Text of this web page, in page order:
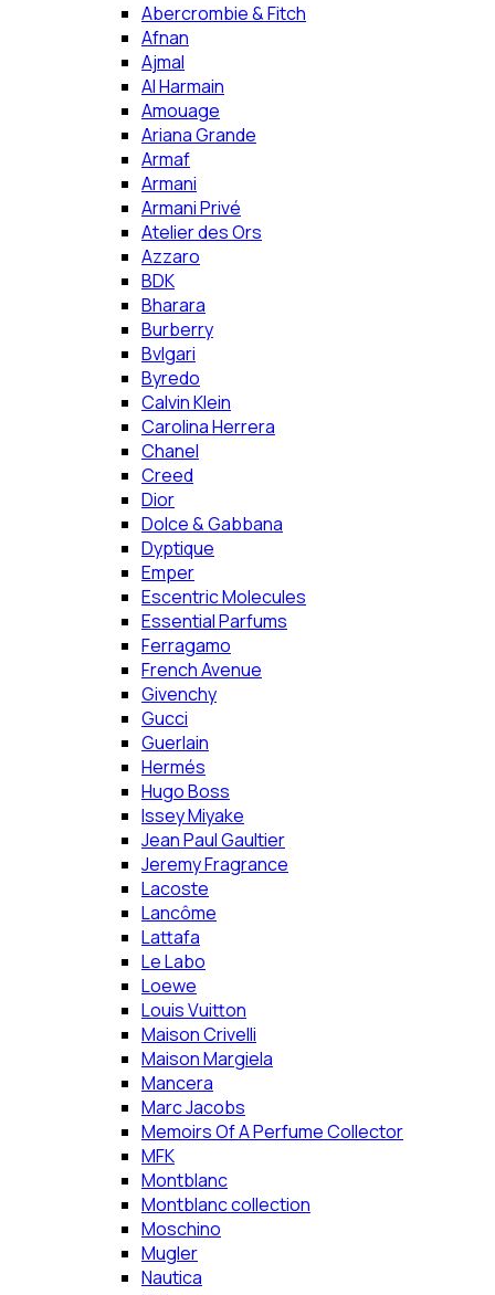
Abercrombie & Fitch
Afnan
Ajmal
Al Harmain
Amouage
Ariana Grande
Armaf
Armani
Armani Privé
Atelier des Ors
Azzaro
BDK
Bharara
Burberry
Bvlgari
Byredo
Calvin Klein
Carolina Herrera
Chanel
Creed
Dior
Dolce & Gabbana
Dyptique
Emper
Escentric Molecules
Essential Parfums
Ferragamo
French Avenue
Givenchy
Gucci
Guerlain
Hermés
Hugo Boss
Issey Miyake
Jean Paul Gaultier
Jeremy Fragrance
Lacoste
Lancôme
Lattafa
Le Labo
Loewe
Louis Vuitton
Maison Crivelli
Maison Margiela
Mancera
Marc Jacobs
Memoirs Of A Perfume Collector
MFK
Montblanc
Montblanc collection
Moschino
Mugler
Nautica